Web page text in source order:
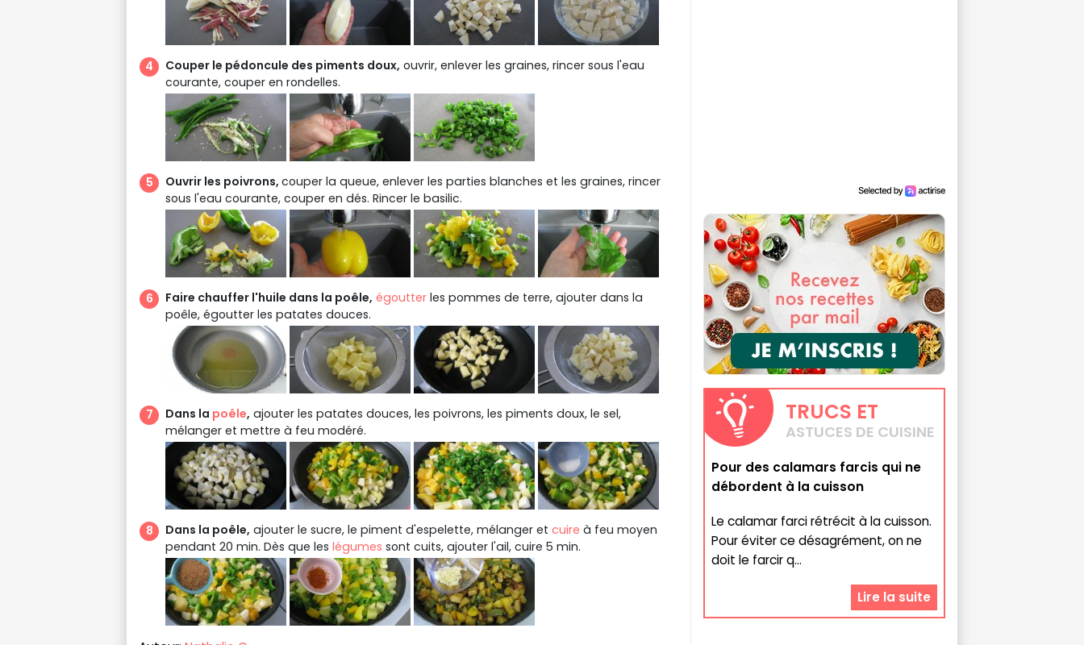
Couper le pédoncule des piments doux, ouvrir, enlever les graines, rincer sous l'eau
courante, couper en rondelles.
Ouvrir les poivrons, couper la queue, enlever les parties blanches et les graines, rincer
sous l'eau courante, couper en dés. Rincer le basilic.
Faire chauffer l'huile dans la poêle, égoutter les pommes de terre, ajouter dans la
poêle, égoutter les patates douces.
Dans la poêle, ajouter les patates douces, les poivrons, les piments doux, le sel,
mélanger et mettre à feu modéré.
Dans la poêle, ajouter le sucre, le piment d'espelette, mélanger et cuire à feu moyen
pendant 20 min. Dès que les légumes sont cuits, ajouter l'ail, cuire 5 min.
TRUCS ET
ASTUCES DE CUISINE
Pour des calamars farcis qui ne
débordent à la cuisson
Le calamar farci rétrécit à la cuisson.
Pour éviter ce désagrément, on ne
doit le farcir q...
Lire la suite